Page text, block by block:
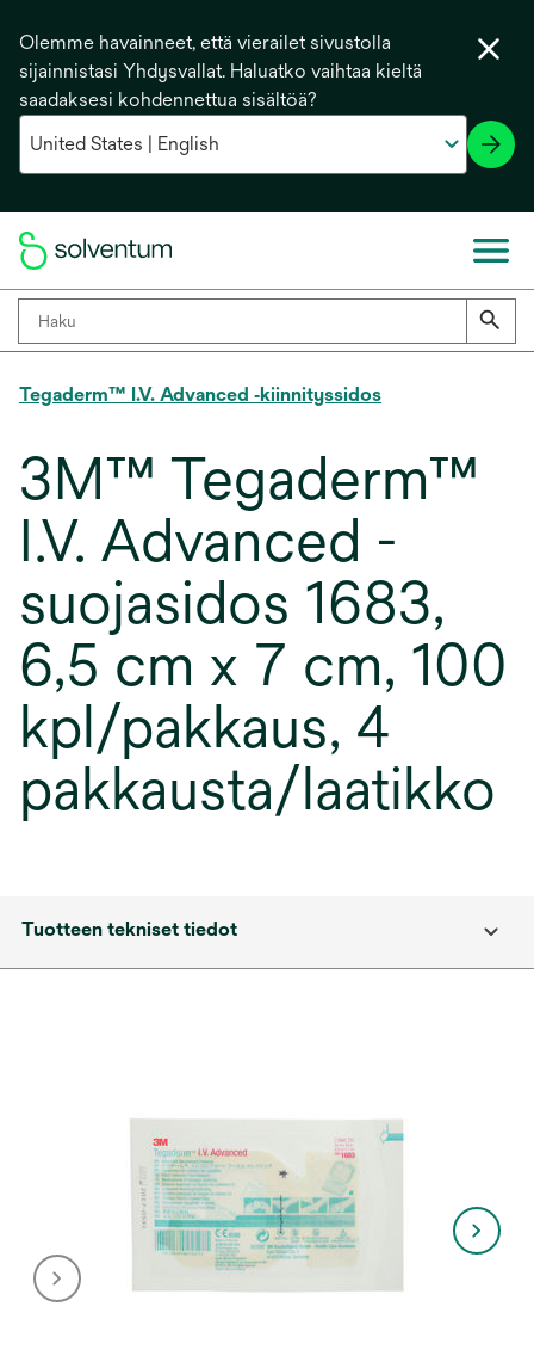
Olemme havainneet, että vierailet sivustolla
sijainnistasi Yhdysvallat. Haluatko vaihtaa kieltä
saadaksesi kohdennettua sisältöä?
Tegaderm™ I.V. Advanced ‑kiinnityssidos
3M™ Tegaderm™
I.V. Advanced -
suojasidos 1683,
6,5 cm x 7 cm, 100
kpl/pakkaus, 4
pakkausta/laatikko
Tuotteen tekniset tiedot